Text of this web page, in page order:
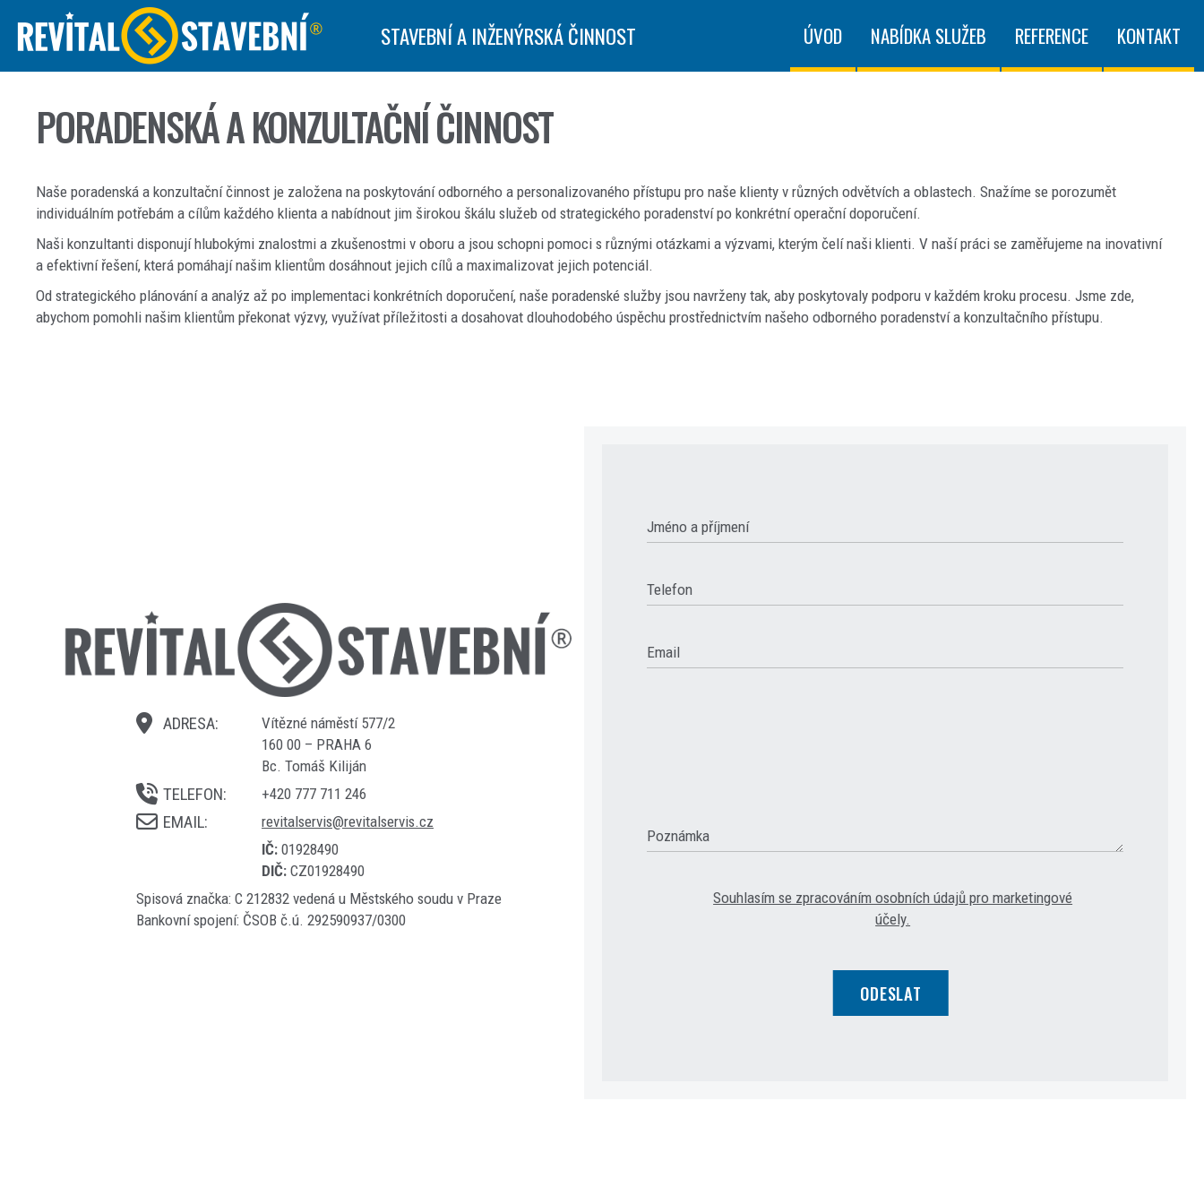
STAVEBNÍ A INŽENÝRSKÁ ČINNOST ÚVOD NABÍDKA SLUŽEB REFERENCE KONTAKT
PORADENSKÁ A KONZULTAČNÍ ČINNOST
Naše poradenská a konzultační činnost je založena na poskytování odborného a personalizovaného přístupu pro naše klienty v různých odvětvích a oblastech. Snažíme se porozumět
individuálním potřebám a cílům každého klienta a nabídnout jim širokou škálu služeb od strategického poradenství po konkrétní operační doporučení.
Naši konzultanti disponují hlubokými znalostmi a zkušenostmi v oboru a jsou schopni pomoci s různými otázkami a výzvami, kterým čelí naši klienti. V naší práci se zaměřujeme na inovativní
a efektivní řešení, která pomáhají našim klientům dosáhnout jejich cílů a maximalizovat jejich potenciál.
Od strategického plánování a analýz až po implementaci konkrétních doporučení, naše poradenské služby jsou navrženy tak, aby poskytovaly podporu v každém kroku procesu. Jsme zde,
abychom pomohli našim klientům překonat výzvy, využívat příležitosti a dosahovat dlouhodobého úspěchu prostřednictvím našeho odborného poradenství a konzultačního přístupu.
Vítězné náměstí 577/2
160 00 – PRAHA 6
Bc. Tomáš Kiliján
+420 777 711 246
revitalservis@revitalservis.cz
IČ: 01928490
DIČ: CZ01928490
Spisová značka: C 212832 vedená u Městského soudu v Praze
Bankovní spojení: ČSOB č.ú. 292590937/0300
Jméno a příjmení
Telefon
Email
Poznámka
Souhlasím se zpracováním osobních údajů pro marketingové
účely.